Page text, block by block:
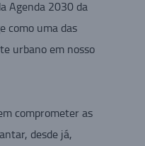
Agenda 2030 da
como uma das
urbano em nosso
comprometer as
desde já,